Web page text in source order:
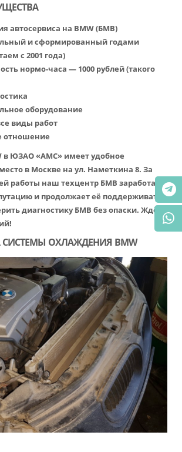
автосервиса на BMW (БМВ)
и сформированный годами
с 2001 года)
нормо-часа — 1000 рублей (такого
оборудование
виды работ
отношение
в ЮЗАО «АМС» имеет удобное
в Москве на ул. Наметкина 8. За
работы наш техцентр БМВ заработал
и продолжает её поддерживать.
диагностику БМВ без опаски. Ждём
ОХЛАЖДЕНИЯ BMW